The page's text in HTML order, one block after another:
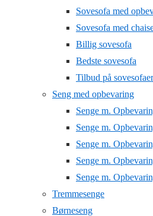
Sovesofa med
Sovesofa med
Billig sovesofa
Bedste sovesofa
Tilbud på sovesofaer
Seng med opbevaring
Senge m.
Senge m.
Senge m.
Senge m.
Senge m.
Tremmesenge
Børneseng